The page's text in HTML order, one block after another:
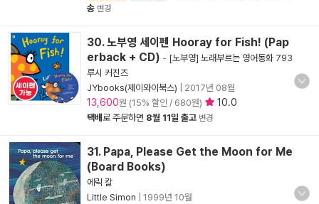
송 변경
30. 노부영 세이펜 Hooray for Fish! (Pap
erback + CD) - [노부영] 노래부르는 영어동화 793
루시 커진즈
JYbooks(제이와이북스)
2017년 08월
13,600원 (15% 할인 / 680원) 10.0
택배로 주문하면 8월 11일 출고 변경
31. Papa, Please Get the Moon for Me
(Board Books)
에릭 칼
Little Simon
1999년 10월